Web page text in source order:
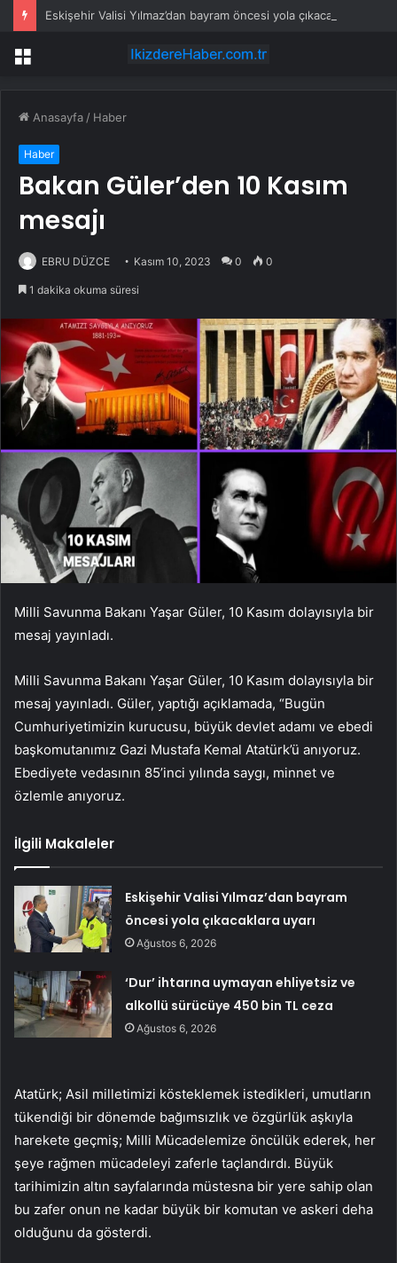
Menü
Anasayfa / Haber
Haber
Bakan Güler’den 10 Kasım
mesajı
EBRU DÜZCE Kasım 10, 2023 0 0
1 dakika okuma süresi
Milli Savunma Bakanı Yaşar Güler, 10 Kasım dolayısıyla bir
mesaj yayınladı.
Milli Savunma Bakanı Yaşar Güler, 10 Kasım dolayısıyla bir
mesaj yayınladı. Güler, yaptığı açıklamada, “Bugün
Cumhuriyetimizin kurucusu, büyük devlet adamı ve ebedi
başkomutanımız Gazi Mustafa Kemal Atatürk’ü anıyoruz.
Ebediyete vedasının 85’inci yılında saygı, minnet ve
özlemle anıyoruz.
İlgili Makaleler
Eskişehir Valisi Yılmaz’dan bayram
öncesi yola çıkacaklara uyarı
Ağustos 6, 2026
‘Dur’ ihtarına uymayan ehliyetsiz ve
alkollü sürücüye 450 bin TL ceza
Ağustos 6, 2026
Atatürk; Asil milletimizi kösteklemek istedikleri, umutların
tükendiği bir dönemde bağımsızlık ve özgürlük aşkıyla
harekete geçmiş; Milli Mücadelemize öncülük ederek, her
şeye rağmen mücadeleyi zaferle taçlandırdı. Büyük
tarihimizin altın sayfalarında müstesna bir yere sahip olan
bu zafer onun ne kadar büyük bir komutan ve askeri deha
olduğunu da gösterdi.